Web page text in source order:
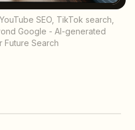
SEO, TikTok search,
Google - AI-generated
Future Search